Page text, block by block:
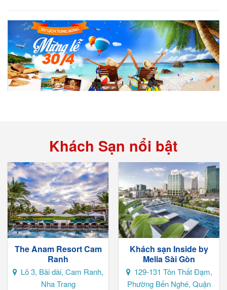
Khách Sạn nổi bật
The Anam Resort Cam
Ranh
Lô 3, Bãi dài, Cam Ranh,
Nha Trang
Khách sạn Inside by
Melia Sài Gòn
129-131 Tôn Thất Đạm,
Phường Bến Nghé, Quận